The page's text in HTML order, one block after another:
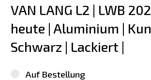
VAN LANG L2 | LWB
heute | Aluminium |
Schwarz | Lackiert |
Auf Bestellung